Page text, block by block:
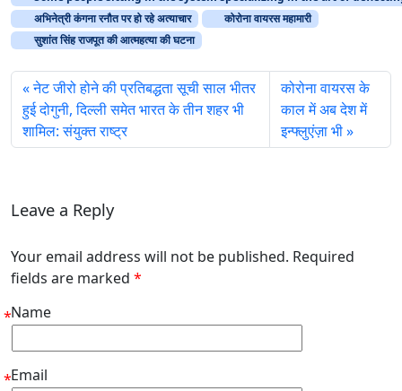
अभिनेत्री कंगना रनौत पर हो रहे अत्याचार
कोरोना वायरस महामारी
सुशांत सिंह राजपूत की आत्महत्या की घटना
नेट जीरो होने की प्रतिबद्धता सूची साल भीतर
हुई दोगुनी, दिल्ली समेत भारत के तीन शहर भी
शामिल: संयुक्त राष्ट्र
कोरोना वायरस के
काल में अब देश में
इन्फ्लुएंज़ा भी
Leave a Reply
Your email address will not be published. Required
fields are marked *
Name
*
Email
*